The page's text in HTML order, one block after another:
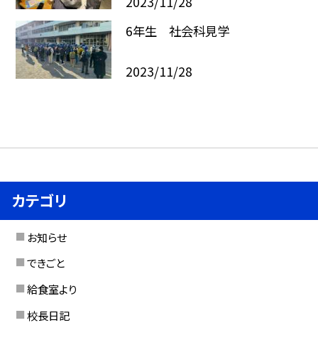
6年生 社会科見学
2023/11/28
カテゴリ
お知らせ
できごと
給食室より
校長日記